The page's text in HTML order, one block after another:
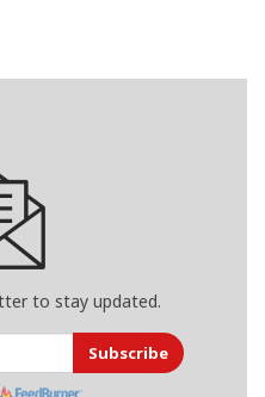
to stay updated.
Subscribe